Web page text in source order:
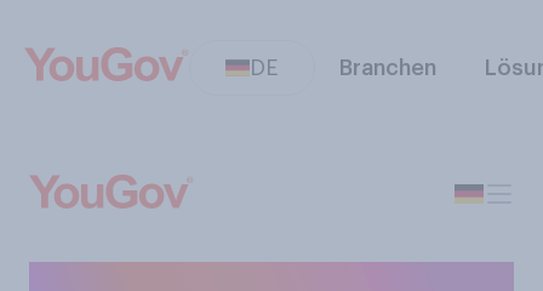
DE Branchen